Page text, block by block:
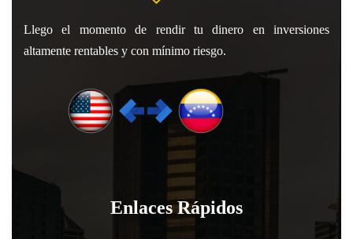
Llego el momento de rendir tu dinero en inversiones
altamente rentables y con mínimo riesgo.
Enlaces Rápidos